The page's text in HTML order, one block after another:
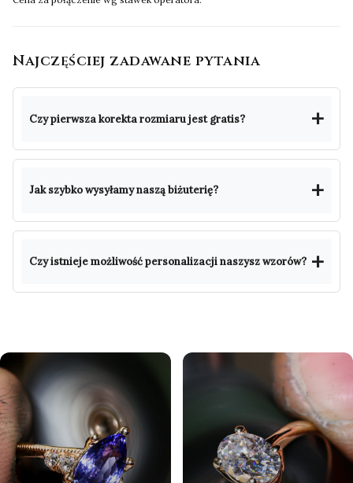
Najczęściej zadawane pytania
Czy pierwsza korekta rozmiaru jest gratis?
Jak szybko wysyłamy naszą biżuterię?
Czy istnieje możliwość personalizacji naszysz wzorów?